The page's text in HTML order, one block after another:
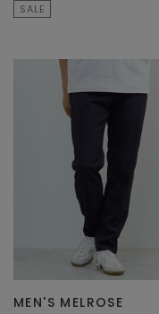
SALE
MEN'S MELROSE